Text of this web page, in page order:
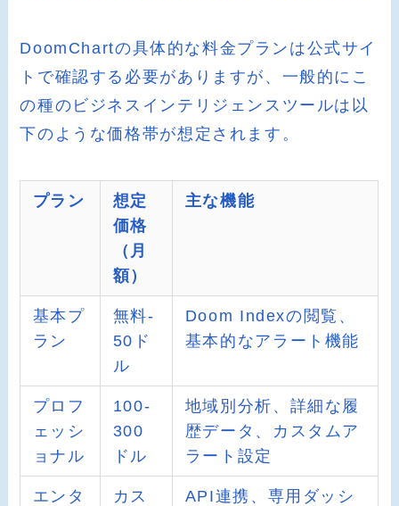
DoomChartの具体的な料金プランは公式サイ
トで確認する必要がありますが、一般的にこ
の種のビジネスインテリジェンスツールは以
下のような価格帯が想定されます。
プラン
想定
価格
（月
額）
主な機能
基本プ
ラン
無料-
50ド
ル
Doom Indexの閲覧、
基本的なアラート機能
プロフ
ェッシ
ョナル
100-
300
ドル
地域別分析、詳細な履
歴データ、カスタムア
ラート設定
エンタ
カス
API連携、専用ダッシ